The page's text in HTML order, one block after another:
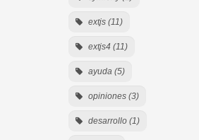
extjs (11)
extjs4 (11)
ayuda (5)
opiniones (3)
desarrollo (1)